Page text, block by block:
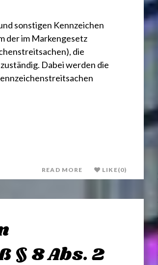
sonstigen Kennzeichen
der im Markengesetz
die
Dabei werden die
READ MORE LIKE(0)
§ 8 Abs. 2